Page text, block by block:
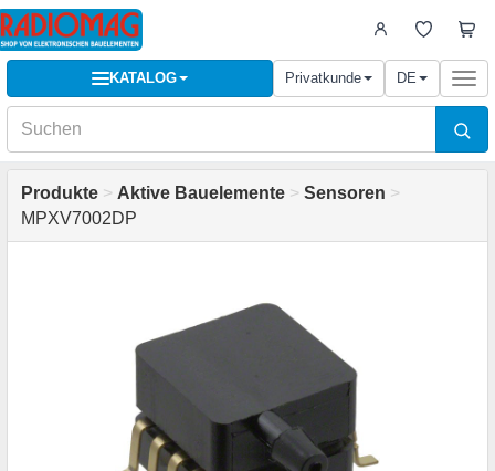
KATALOG Privatkunde DE
Produkte > Aktive Bauelemente > Sensoren >
MPXV7002DP